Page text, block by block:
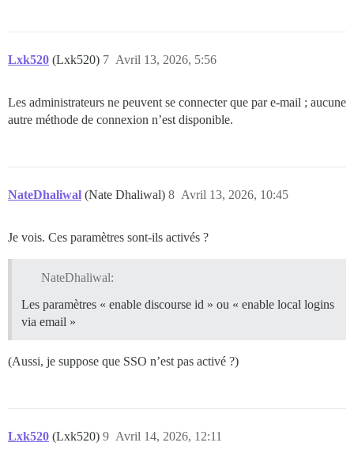
Lxk520 (Lxk520) Avril 13, 2026, 5:56
7
Les administrateurs ne peuvent se connecter que par e-mail ; aucune
autre méthode de connexion n’est disponible.
NateDhaliwal (Nate Dhaliwal) Avril 13, 2026, 10:45
8
Je vois. Ces paramètres sont-ils activés ?
NateDhaliwal:
Les paramètres « enable discourse id » ou « enable local logins
via email »
(Aussi, je suppose que SSO n’est pas activé ?)
Lxk520 (Lxk520) Avril 14, 2026, 12:11
9